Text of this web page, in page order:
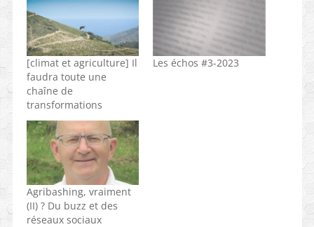
[climat et agriculture] Il
faudra toute une
chaîne de
transformations
Les échos #3-2023
Agribashing, vraiment
(II) ? Du buzz et des
réseaux sociaux